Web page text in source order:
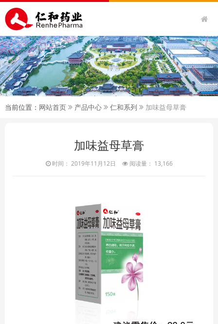
当前位置： 网站首页 产品中心 仁和系列 加味益母草膏
加味益母草膏
时间： 2019年11月12日 阅读量： 13,166